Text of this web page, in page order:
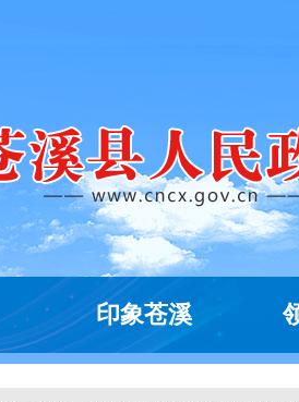
印象苍溪